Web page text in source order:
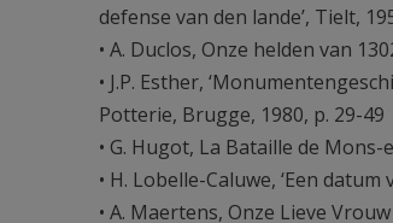
defense van den lande’, Tielt,
• A. Duclos, Onze helden van
• J.P. Esther,
Potterie, Brugge, 1980, p. 29-49
• G. Hugot, La Bataille de
• H. Lobelle-Caluwe, ‘Een
• A. Maertens, Onze Lieve